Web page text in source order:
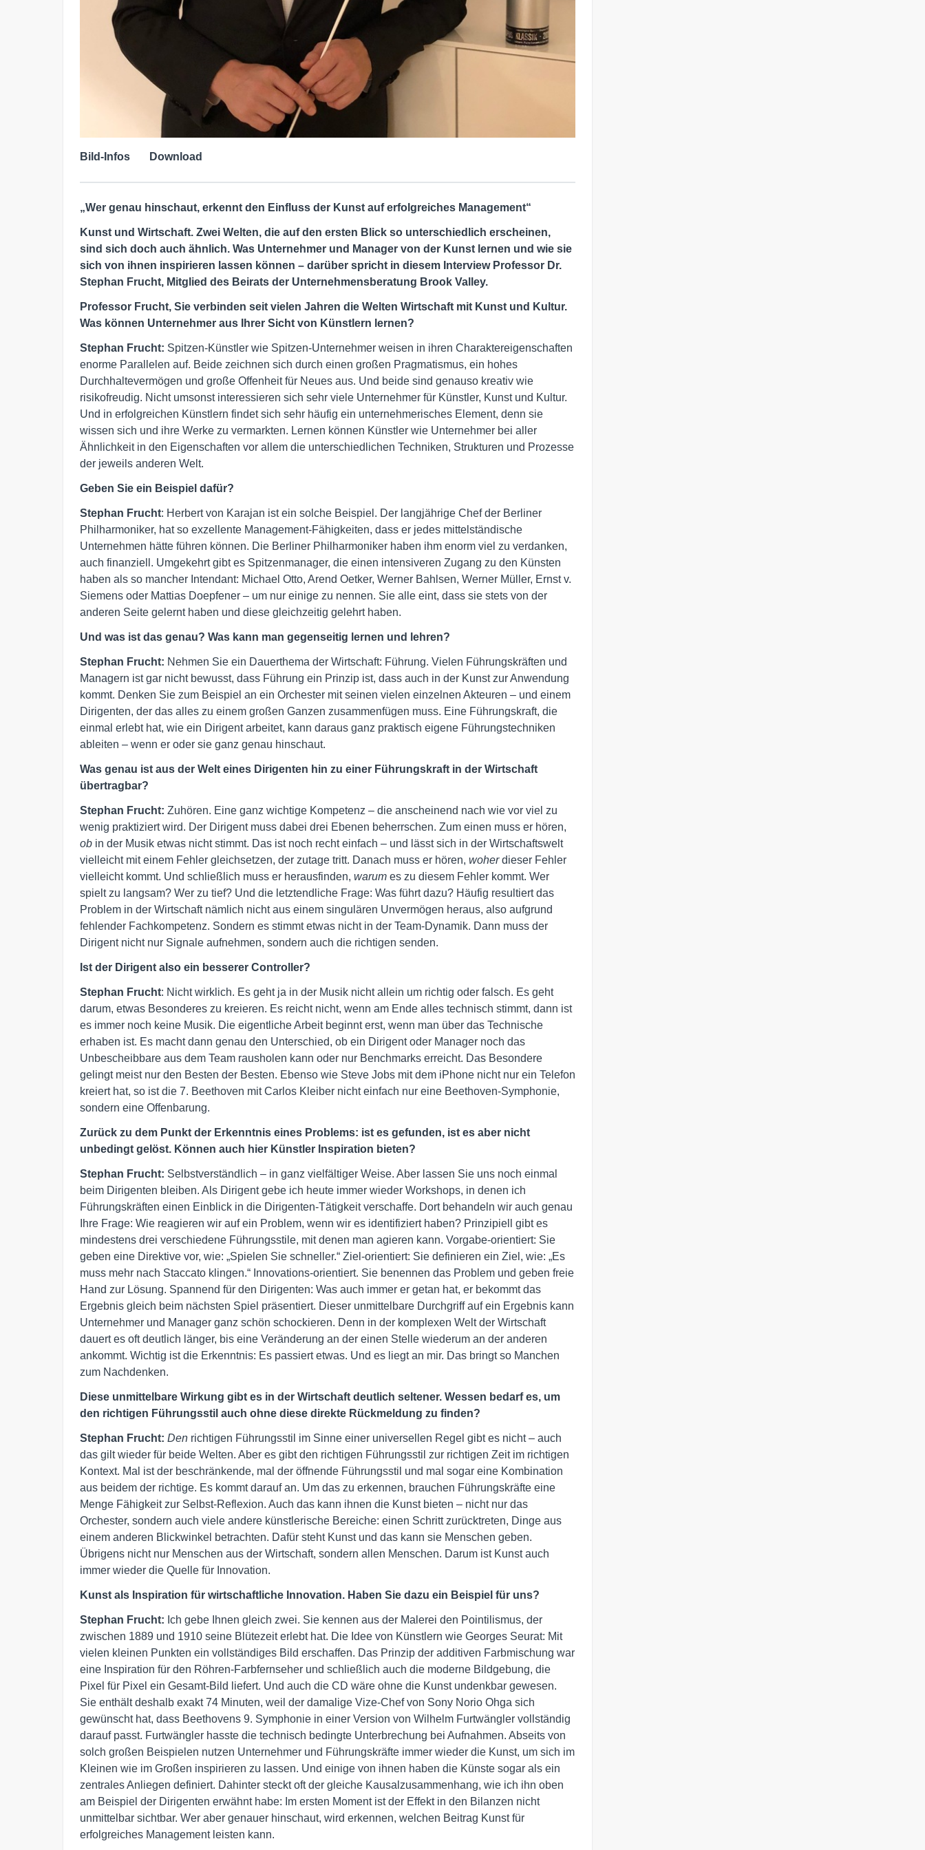
Bild-Infos Download
„Wer genau hinschaut, erkennt den Einfluss der Kunst auf erfolgreiches Management“
Kunst und Wirtschaft. Zwei Welten, die auf den ersten Blick so unterschiedlich erscheinen,
sind sich doch auch ähnlich. Was Unternehmer und Manager von der Kunst lernen und wie sie
sich von ihnen inspirieren lassen können – darüber spricht in diesem Interview Professor Dr.
Stephan Frucht, Mitglied des Beirats der Unternehmensberatung Brook Valley.
Professor Frucht, Sie verbinden seit vielen Jahren die Welten Wirtschaft mit Kunst und Kultur.
Was können Unternehmer aus Ihrer Sicht von Künstlern lernen?
Stephan Frucht: Spitzen-Künstler wie Spitzen-Unternehmer weisen in ihren Charaktereigenschaften
enorme Parallelen auf. Beide zeichnen sich durch einen großen Pragmatismus, ein hohes
Durchhaltevermögen und große Offenheit für Neues aus. Und beide sind genauso kreativ wie
risikofreudig. Nicht umsonst interessieren sich sehr viele Unternehmer für Künstler, Kunst und Kultur.
Und in erfolgreichen Künstlern findet sich sehr häufig ein unternehmerisches Element, denn sie
wissen sich und ihre Werke zu vermarkten. Lernen können Künstler wie Unternehmer bei aller
Ähnlichkeit in den Eigenschaften vor allem die unterschiedlichen Techniken, Strukturen und Prozesse
der jeweils anderen Welt.
Geben Sie ein Beispiel dafür?
Stephan Frucht: Herbert von Karajan ist ein solche Beispiel. Der langjährige Chef der Berliner
Philharmoniker, hat so exzellente Management-Fähigkeiten, dass er jedes mittelständische
Unternehmen hätte führen können. Die Berliner Philharmoniker haben ihm enorm viel zu verdanken,
auch finanziell. Umgekehrt gibt es Spitzenmanager, die einen intensiveren Zugang zu den Künsten
haben als so mancher Intendant: Michael Otto, Arend Oetker, Werner Bahlsen, Werner Müller, Ernst v.
Siemens oder Mattias Doepfener – um nur einige zu nennen. Sie alle eint, dass sie stets von der
anderen Seite gelernt haben und diese gleichzeitig gelehrt haben.
Und was ist das genau? Was kann man gegenseitig lernen und lehren?
Stephan Frucht: Nehmen Sie ein Dauerthema der Wirtschaft: Führung. Vielen Führungskräften und
Managern ist gar nicht bewusst, dass Führung ein Prinzip ist, dass auch in der Kunst zur Anwendung
kommt. Denken Sie zum Beispiel an ein Orchester mit seinen vielen einzelnen Akteuren – und einem
Dirigenten, der das alles zu einem großen Ganzen zusammenfügen muss. Eine Führungskraft, die
einmal erlebt hat, wie ein Dirigent arbeitet, kann daraus ganz praktisch eigene Führungstechniken
ableiten – wenn er oder sie ganz genau hinschaut.
Was genau ist aus der Welt eines Dirigenten hin zu einer Führungskraft in der Wirtschaft
übertragbar?
Stephan Frucht: Zuhören. Eine ganz wichtige Kompetenz – die anscheinend nach wie vor viel zu
wenig praktiziert wird. Der Dirigent muss dabei drei Ebenen beherrschen. Zum einen muss er hören,
ob in der Musik etwas nicht stimmt. Das ist noch recht einfach – und lässt sich in der Wirtschaftswelt
vielleicht mit einem Fehler gleichsetzen, der zutage tritt. Danach muss er hören, woherdieser Fehler
vielleicht kommt. Und schließlich muss er herausfinden, warum es zu diesem Fehler kommt. Wer
spielt zu langsam? Wer zu tief? Und die letztendliche Frage: Was führt dazu? Häufig resultiert das
Problem in der Wirtschaft nämlich nicht aus einem singulären Unvermögen heraus, also aufgrund
fehlender Fachkompetenz. Sondern es stimmt etwas nicht in der Team-Dynamik. Dann muss der
Dirigent nicht nur Signale aufnehmen, sondern auch die richtigen senden.
Ist der Dirigent also ein besserer Controller?
Stephan Frucht: Nicht wirklich. Es geht ja in der Musik nicht allein um richtig oder falsch. Es geht
darum, etwas Besonderes zu kreieren. Es reicht nicht, wenn am Ende alles technisch stimmt, dann ist
es immer noch keine Musik. Die eigentliche Arbeit beginnt erst, wenn man über das Technische
erhaben ist. Es macht dann genau den Unterschied, ob ein Dirigent oder Manager noch das
Unbescheibbare aus dem Team rausholen kann oder nur Benchmarks erreicht. Das Besondere
gelingt meist nur den Besten der Besten. Ebenso wie Steve Jobs mit dem iPhone nicht nur ein Telefon
kreiert hat, so ist die 7. Beethoven mit Carlos Kleiber nicht einfach nur eine Beethoven-Symphonie,
sondern eine Offenbarung.
Zurück zu dem Punkt der Erkenntnis eines Problems: ist es gefunden, ist es aber nicht
unbedingt gelöst. Können auch hier Künstler Inspiration bieten?
Stephan Frucht: Selbstverständlich – in ganz vielfältiger Weise. Aber lassen Sie uns noch einmal
beim Dirigenten bleiben. Als Dirigent gebe ich heute immer wieder Workshops, in denen ich
Führungskräften einen Einblick in die Dirigenten-Tätigkeit verschaffe. Dort behandeln wir auch genau
Ihre Frage: Wie reagieren wir auf ein Problem, wenn wir es identifiziert haben? Prinzipiell gibt es
mindestens drei verschiedene Führungsstile, mit denen man agieren kann. Vorgabe-orientiert: Sie
geben eine Direktive vor, wie: „Spielen Sie schneller.“ Ziel-orientiert: Sie definieren ein Ziel, wie: „Es
muss mehr nach Staccato klingen.“ Innovations-orientiert. Sie benennen das Problem und geben freie
Hand zur Lösung. Spannend für den Dirigenten: Was auch immer er getan hat, er bekommt das
Ergebnis gleich beim nächsten Spiel präsentiert. Dieser unmittelbare Durchgriff auf ein Ergebnis kann
Unternehmer und Manager ganz schön schockieren. Denn in der komplexen Welt der Wirtschaft
dauert es oft deutlich länger, bis eine Veränderung an der einen Stelle wiederum an der anderen
ankommt. Wichtig ist die Erkenntnis: Es passiert etwas. Und es liegt an mir. Das bringt so Manchen
zum Nachdenken.
Diese unmittelbare Wirkung gibt es in der Wirtschaft deutlich seltener. Wessen bedarf es, um
den richtigen Führungsstil auch ohne diese direkte Rückmeldung zu finden?
Stephan Frucht: Den richtigen Führungsstil im Sinne einer universellen Regel gibt es nicht – auch
das gilt wieder für beide Welten. Aber es gibt den richtigen Führungsstil zur richtigen Zeit im richtigen
Kontext. Mal ist der beschränkende, mal der öffnende Führungsstil und mal sogar eine Kombination
aus beidem der richtige. Es kommt darauf an. Um das zu erkennen, brauchen Führungskräfte eine
Menge Fähigkeit zur Selbst-Reflexion. Auch das kann ihnen die Kunst bieten – nicht nur das
Orchester, sondern auch viele andere künstlerische Bereiche: einen Schritt zurücktreten, Dinge aus
einem anderen Blickwinkel betrachten. Dafür steht Kunst und das kann sie Menschen geben.
Übrigens nicht nur Menschen aus der Wirtschaft, sondern allen Menschen. Darum ist Kunst auch
immer wieder die Quelle für Innovation.
Kunst als Inspiration für wirtschaftliche Innovation. Haben Sie dazu ein Beispiel für uns?
Stephan Frucht: Ich gebe Ihnen gleich zwei. Sie kennen aus der Malerei den Pointilismus, der
zwischen 1889 und 1910 seine Blütezeit erlebt hat. Die Idee von Künstlern wie Georges Seurat: Mit
vielen kleinen Punkten ein vollständiges Bild erschaffen. Das Prinzip der additiven Farbmischung war
eine Inspiration für den Röhren-Farbfernseher und schließlich auch die moderne Bildgebung, die
Pixel für Pixel ein Gesamt-Bild liefert. Und auch die CD wäre ohne die Kunst undenkbar gewesen.
Sie enthält deshalb exakt 74 Minuten, weil der damalige Vize-Chef von Sony Norio Ohga sich
gewünscht hat, dass Beethovens 9. Symphonie in einer Version von Wilhelm Furtwängler vollständig
darauf passt. Furtwängler hasste die technisch bedingte Unterbrechung bei Aufnahmen. Abseits von
solch großen Beispielen nutzen Unternehmer und Führungskräfte immer wieder die Kunst, um sich im
Kleinen wie im Großen inspirieren zu lassen. Und einige von ihnen haben die Künste sogar als ein
zentrales Anliegen definiert. Dahinter steckt oft der gleiche Kausalzusammenhang, wie ich ihn oben
am Beispiel der Dirigenten erwähnt habe: Im ersten Moment ist der Effekt in den Bilanzen nicht
unmittelbar sichtbar. Wer aber genauer hinschaut, wird erkennen, welchen Beitrag Kunst für
erfolgreiches Management leisten kann.